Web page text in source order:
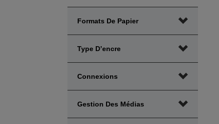
Formats De Papier
Type D’encre
Connexions
Gestion Des Médias